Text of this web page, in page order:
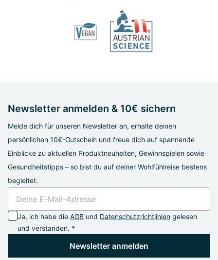
Newsletter anmelden & 10€ sichern
Melde dich für unseren Newsletter an, erhalte deinen
persönlichen 10€-Gutschein und freue dich auf spannende
Einblicke zu aktuellen Produktneuheiten, Gewinnspielen sowie
Gesundheitstipps – so bist du auf deiner Wohlfühlreise bestens
begleitet.
Ja, ich habe die AGB und Datenschutzrichtlinien gelesen
und verstanden. *
Newsletter anmelden